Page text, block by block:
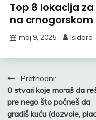
Top 8 lokacija
na
maj 9, 2025 Isidora
Kretanje
članka
Prethodni:
8 stvari koje moraš da
pre nego što počneš da
gradiš kuću (dozvole,